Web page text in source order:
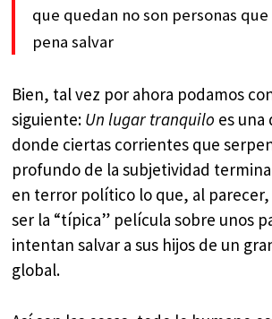
que quedan no son personas
pena salvar
Bien, tal vez por ahora podamos
siguiente: Un lugar tranquilo es una
donde ciertas corrientes que
profundo de la subjetividad
en terror político lo que, al
ser la “típica” película sobre unos
intentan salvar a sus hijos de un
global.